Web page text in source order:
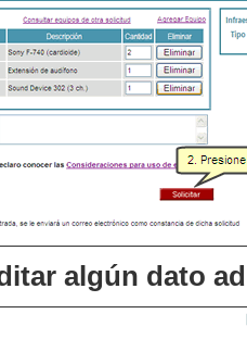
algún dato